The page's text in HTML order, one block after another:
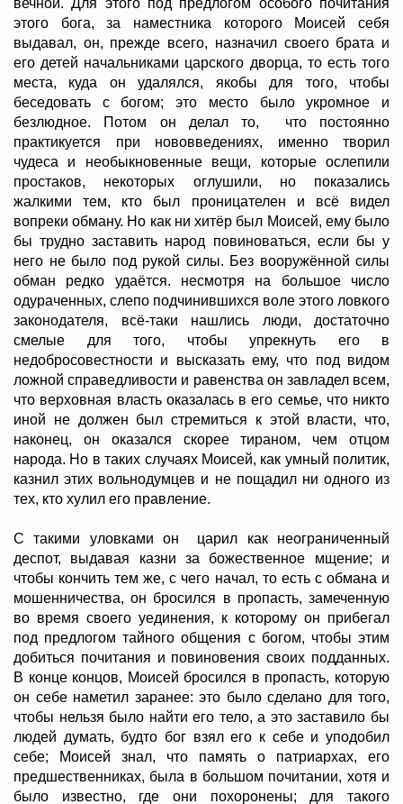
вечной. Для этого под предлогом особого почитания
этого бога, за наместника которого Моисей себя
выдавал, он, прежде всего, назначил своего брата и
его детей начальниками царского дворца, то есть того
места, куда он удалялся, якобы для того, чтобы
беседовать с богом; это место было укромное и
безлюдное. Потом он делал то, что постоянно
практикуется при нововведениях, именно творил
чудеса и необыкновенные вещи, которые ослепили
простаков, некоторых оглушили, но показались
жалкими тем, кто был проницателен и всё видел
вопреки обману. Но как ни хитёр был Моисей, ему было
бы трудно заставить народ повиноваться, если бы у
него не было под рукой силы. Без вооружённой силы
обман редко удаётся. несмотря на большое число
одураченных, слепо подчинившихся воле этого ловкого
законодателя, всё-таки нашлись люди, достаточно
смелые для того, чтобы упрекнуть его в
недобросовестности и высказать ему, что под видом
ложной справедливости и равенства он завладел всем,
что верховная власть оказалась в его семье, что никто
иной не должен был стремиться к этой власти, что,
наконец, он оказался скорее тираном, чем отцом
народа. Но в таких случаях Моисей, как умный политик,
казнил этих вольнодумцев и не пощадил ни одного из
тех, кто хулил его правление.
С такими уловками он царил как неограниченный
деспот, выдавая казни за божественное мщение; и
чтобы кончить тем же, с чего начал, то есть с обмана и
мошенничества, он бросился в пропасть, замеченную
во время своего уединения, к которому он прибегал
под предлогом тайного общения с богом, чтобы этим
добиться почитания и повиновения своих подданных.
В конце концов, Моисей бросился в пропасть, которую
он себе наметил заранее: это было сделано для того,
чтобы нельзя было найти его тело, а это заставило бы
людей думать, будто бог взял его к себе и уподобил
себе; Моисей знал, что память о патриархах, его
предшественниках, была в большом почитании, хотя и
было известно, где они похоронены; для такого